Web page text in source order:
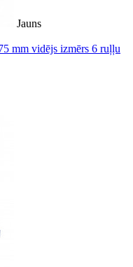
Jauns
mm vidējs izmērs 6 ruļļu